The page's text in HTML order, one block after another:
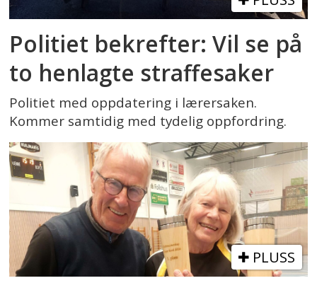
Politiet bekrefter: Vil se på
to henlagte straffesaker
Politiet med oppdatering i lærersaken.
Kommer samtidig med tydelig oppfordring.
PLUSS